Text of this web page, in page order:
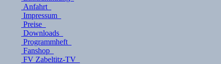
Anfahrt
Impressum
Preise
Downloads
Programmheft
Fanshop
FV Zabeltitz-TV